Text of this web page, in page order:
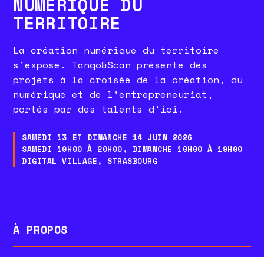
TERRITOIRE
La création numérique du territoire
s'expose. Tango&Scan présente des
projets à la croisée de la création, du
numérique et de l'entrepreneuriat,
portés par des talents d'ici.
SAMEDI 13 ET DIMANCHE 14 JUIN 2026
SAMEDI 10H00 À 20H00, DIMANCHE 10H00 À 19H00
DIGITAL VILLAGE, STRASBOURG
À PROPOS